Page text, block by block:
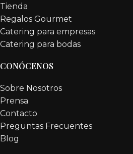
Tienda
Regalos Gourmet
Catering para empresas
Catering para bodas
CONÓCENOS
Sobre Nosotros
Prensa
Contacto
Preguntas Frecuentes
Blog